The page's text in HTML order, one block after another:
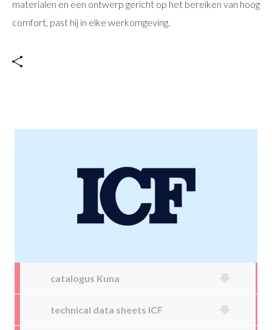
materialen en een ontwerp gericht op het bereiken van hoog
comfort, past hij in elke werkomgeving.
catalogus Kuna
technical data sheets ICF